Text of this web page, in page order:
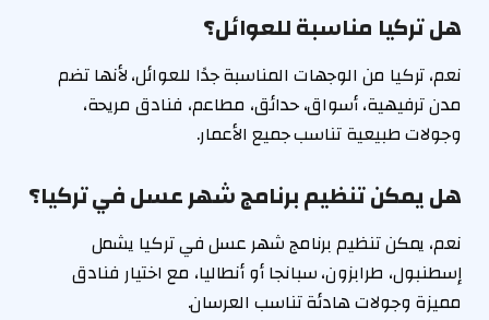
هل تركيا مناسبة للعوائل؟
نعم، تركيا من الوجهات المناسبة جدًا للعوائل، لأنها تضم
مدن ترفيهية، أسواق، حدائق، مطاعم، فنادق مريحة،
وجولات طبيعية تناسب جميع الأعمار.
هل يمكن تنظيم برنامج شهر عسل في تركيا؟
نعم، يمكن تنظيم برنامج شهر عسل في تركيا يشمل
إسطنبول، طرابزون، سبانجا أو أنطاليا، مع اختيار فنادق
مميزة وجولات هادئة تناسب العرسان.